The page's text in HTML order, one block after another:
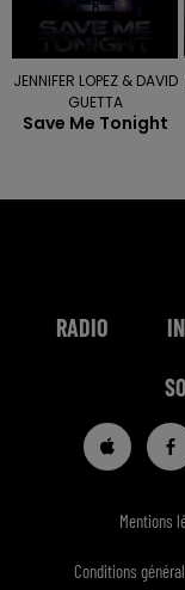
JENNIFER LOPEZ & DAVID
GUETTA
Save Me Tonight
RADIO
Mentions
Conditions